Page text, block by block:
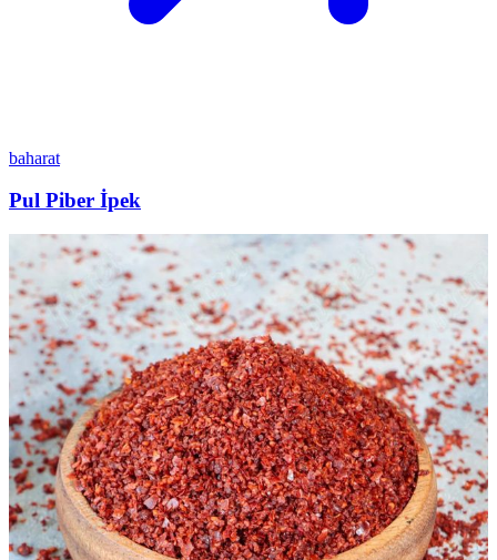
baharat
Pul Piber İpek